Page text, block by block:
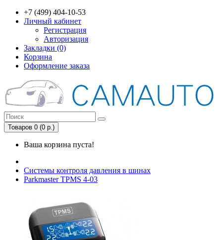
+7 (499) 404-10-53
Личный кабинет
Регистрация
Авторизация
Закладки (0)
Корзина
Оформление заказа
Товаров 0 (0 р.)
Ваша корзина пуста!
Системы контроля давления в шинах
Parkmaster TPMS 4-03